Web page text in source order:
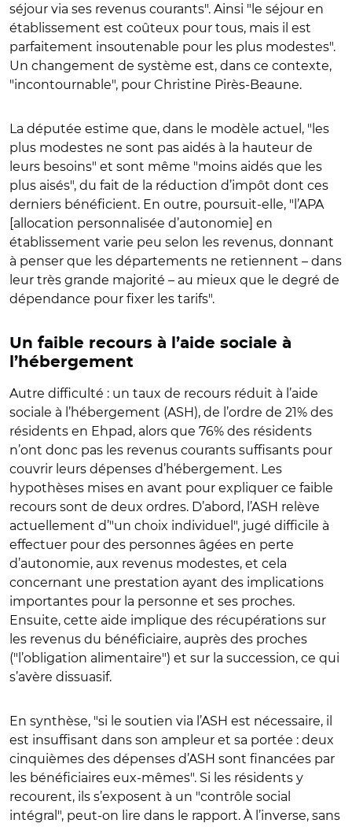
séjour via ses revenus courants". Ainsi " le séjour en
établissement est coûteux pour tous, mais il est
parfaitement insoutenable pour les plus modestes".
Un changement de système est, dans ce contexte,
"incontournable", pour Christine Pirès-Beaune.
La députée estime que, dans le modèle actuel, " les
plus modestes ne sont pas aidés à la hauteur de
leurs besoins" et sont même "moins aidés que les
plus aisés", du fait de la réduction d’impôt dont ces
derniers bénéficient. En outre, poursuit-elle, " l’APA
[allocation personnalisée d’autonomie] en
établissement varie peu selon les revenus, donnant
à penser que les départements ne retiennent – dans
leur très grande majorité – au mieux que le degré de
dépendance pour fixer les tarifs".
Un faible recours à l’aide sociale à
l’hébergement
Autre difficulté : un taux de recours réduit à l’aide
sociale à l’hébergement (ASH), de l’ordre de 21% des
résidents en Ehpad, alors que 76% des résidents
n’ont donc pas les revenus courants suffisants pour
couvrir leurs dépenses d’hébergement. Les
hypothèses mises en avant pour expliquer ce faible
recours sont de deux ordres. D’abord, l’ASH relève
actuellement d’"un choix individuel ", jugé difficile à
effectuer pour des personnes âgées en perte
d’autonomie, aux revenus modestes, et cela
concernant une prestation ayant des implications
importantes pour la personne et ses proches.
Ensuite, cette aide implique des récupérations sur
les revenus du bénéficiaire, auprès des proches
(" l’obligation alimentaire") et sur la succession, ce qui
s’avère dissuasif.
En synthèse, "si le soutien via l’ASH est nécessaire, il
est insuffisant dans son ampleur et sa portée : deux
cinquièmes des dépenses d’ASH sont financées par
les bénéficiaires eux-mêmes". Si les résidents y
recourent, ils s’exposent à un "contrôle social
intégral ", peut-on lire dans le rapport. À l’inverse, sans